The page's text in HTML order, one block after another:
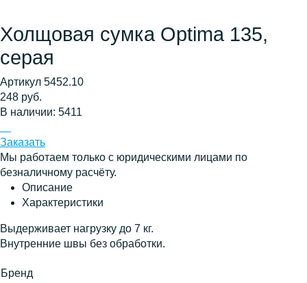
Холщовая сумка Optima 135,
серая
Артикул 5452.10
248 руб.
В наличии: 5411
Заказать
Мы работаем только с юридическими лицами по
безналичному расчёту.
Описание
Характеристики
Выдерживает нагрузку до 7 кг.
Внутренние швы без обработки.
Бренд